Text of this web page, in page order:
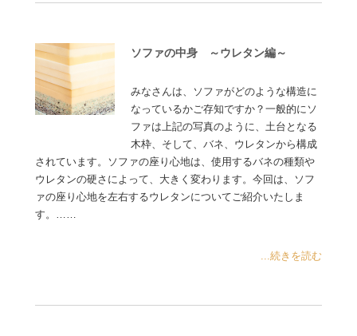
ソファの中身 ～ウレタン編～
みなさんは、ソファがどのような構造に
なっているかご存知ですか？一般的にソ
ファは上記の写真のように、土台となる
木枠、そして、バネ、ウレタンから構成
されています。ソファの座り心地は、使用するバネの種類や
ウレタンの硬さによって、大きく変わります。今回は、ソフ
ァの座り心地を左右するウレタンについてご紹介いたしま
す。……
...続きを読む